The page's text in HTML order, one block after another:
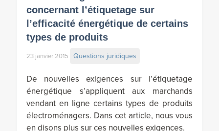
concernant l’étiquetage sur
l’efficacité énergétique de certains
types de produits
23 janvier 2015 Questions juridiques
De nouvelles exigences sur l’étiquetage
énergétique s’appliquent aux marchands
vendant en ligne certains types de produits
électroménagers. Dans cet article, nous vous
en disons plus sur ces nouvelles exigences.